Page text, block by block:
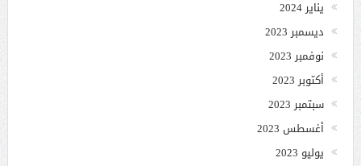
يناير 2024
ديسمبر 2023
نوفمبر 2023
أكتوبر 2023
سبتمبر 2023
أغسطس 2023
يوليو 2023